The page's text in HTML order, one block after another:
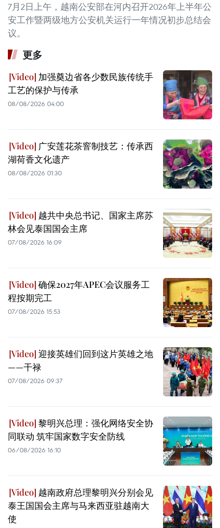
7月2日上午，越南公安部在河内召开2026年上半年公
安工作暨两级地方公安机关运行一年情况初步总结会
议。
更多
加强奠边省各少数民族传统手
工艺的保护与传承
08/08/2026 04:00
广安莲花茶窨制技艺：传承西
湖荷香文化遗产
08/08/2026 01:30
越共中央总书记、国家主席苏
林会见泰国国会主席
07/08/2026 16:09
确保2027年APEC会议服务工
程按期完工
07/08/2026 15:53
迎接英雄们回到这片英雄之地
——干禄
07/08/2026 09:37
黎明兴总理：强化网络安全协
同联动 筑牢国家数字安全防线
06/08/2026 16:10
越南政府总理黎明兴分别会见
泰王国国会主席与马来西亚驻越南大
使